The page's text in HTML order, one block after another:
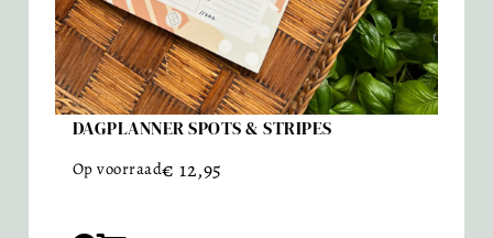
DAGPLANNER SPOTS & STRIPES
Op voorraad€ 12,95